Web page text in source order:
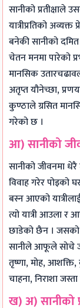
सानीको प्रतीक्षाले
यात्रीप्रतिको
बनेकी सानीको
चेतन मनमा पारेको
मानसिक
अतृप्त यौनेच्छा,
कुण्ठाले ग्रसित
गरेको छ ।
आ) सानीको
सानीको जीवनमा
विवाह गरेर पोइको
बस्न आएको
त्यो यात्री आउला
छाडेको छैन । जसको
सानीले आफूले सोचे
तृष्णा, मोह,
चाहना, निराशा
ख) अ) सानीको